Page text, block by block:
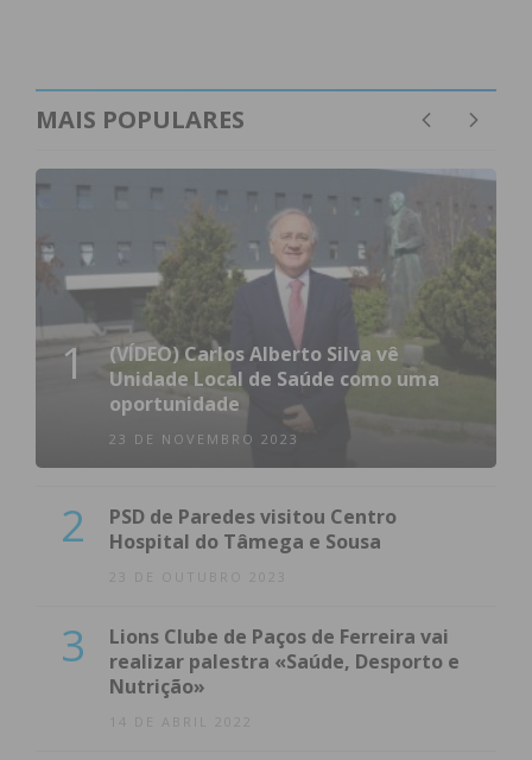
MAIS POPULARES
1
(VÍDEO) Carlos Alberto Silva vê
Unidade Local de Saúde como uma
oportunidade
23 DE NOVEMBRO 2023
2
PSD de Paredes visitou Centro
Hospital do Tâmega e Sousa
23 DE OUTUBRO 2023
3
Lions Clube de Paços de Ferreira vai
realizar palestra «Saúde, Desporto e
Nutrição»
14 DE ABRIL 2022